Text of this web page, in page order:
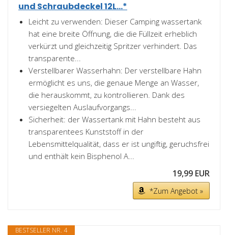
und Schraubdeckel 12L...*
Leicht zu verwenden: Dieser Camping wassertank
hat eine breite Öffnung, die die Füllzeit erheblich
verkürzt und gleichzeitig Spritzer verhindert. Das
transparente...
Verstellbarer Wasserhahn: Der verstellbare Hahn
ermöglicht es uns, die genaue Menge an Wasser,
die herauskommt, zu kontrollieren. Dank des
versiegelten Auslaufvorgangs...
Sicherheit: der Wassertank mit Hahn besteht aus
transparentees Kunststoff in der
Lebensmittelqualität, dass er ist ungiftig, geruchsfrei
und enthält kein Bisphenol A...
19,99 EUR
*Zum Angebot »
BESTSELLER NR. 4